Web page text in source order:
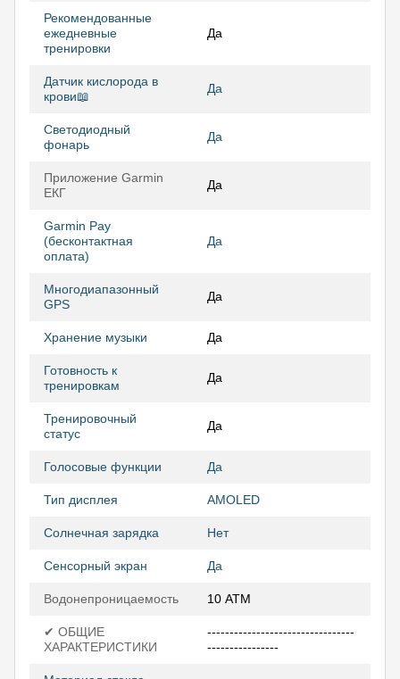
Рекомендованные
ежедневные
тренировки
Да
Датчик кислорода в
крови📖
Да
Светодиодный
фонарь
Да
Приложение Garmin
ЕКГ
Да
Garmin Pay
(бесконтактная
оплата)
Да
Многодиапазонный
GPS
Да
Хранение музыки Да
Готовность к
тренировкам
Да
Тренировочный
статус
Да
Голосовые функции Да
Тип дисплея AMOLED
Солнечная зарядка Нет
Сенсорный экран Да
Водонепроницаемость 10 АТМ
✔ ОБЩИЕ
ХАРАКТЕРИСТИКИ
---------------------------------
----------------